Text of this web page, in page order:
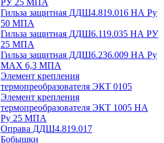
РУ 25 МПА
Гильза защитная ДДШ4.819.016 НА Ру
50 МПА
Гильза защитная ДДШ6.119.035 НА РУ
25 МПА
Гильза защитная ДДШ6.236.009 НА Ру
MAX 6,3 МПА
Элемент крепления
термопреобразователя ЭКТ 0105
Элемент крепления
термопреобразователя ЭКТ 1005 НА
Ру 25 МПА
Оправа ДДШ4.819.017
Бобышки